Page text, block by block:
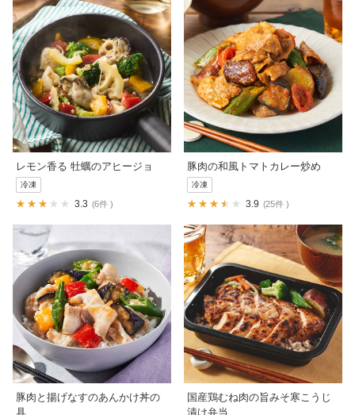
レモン香る 牡蠣のアヒージョ
冷凍
3.3 6件
豚肉の和風トマトカレー炒め
冷凍
3.9 25件
豚肉と揚げなすのあんかけ丼の
具
国産鶏むね肉の旨みそ寒こうじ
漬け弁当